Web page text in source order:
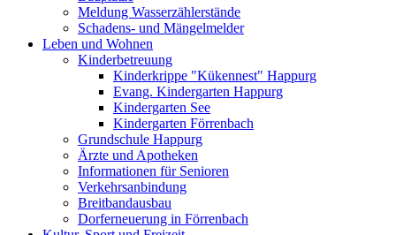
Meldung Wasserzählerstände
Schadens- und Mängelmelder
Leben und Wohnen
Kinderbetreuung
Kinderkrippe "Kükennest" Happurg
Evang. Kindergarten Happurg
Kindergarten See
Kindergarten Förrenbach
Grundschule Happurg
Ärzte und Apotheken
Informationen für Senioren
Verkehrsanbindung
Breitbandausbau
Dorferneuerung in Förrenbach